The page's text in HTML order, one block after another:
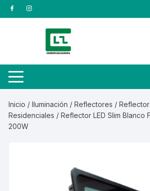
Saltar
al
Inicio /Iluminación /Reflectores /
Residenciales / Reflector LED Slim Blanco
200W